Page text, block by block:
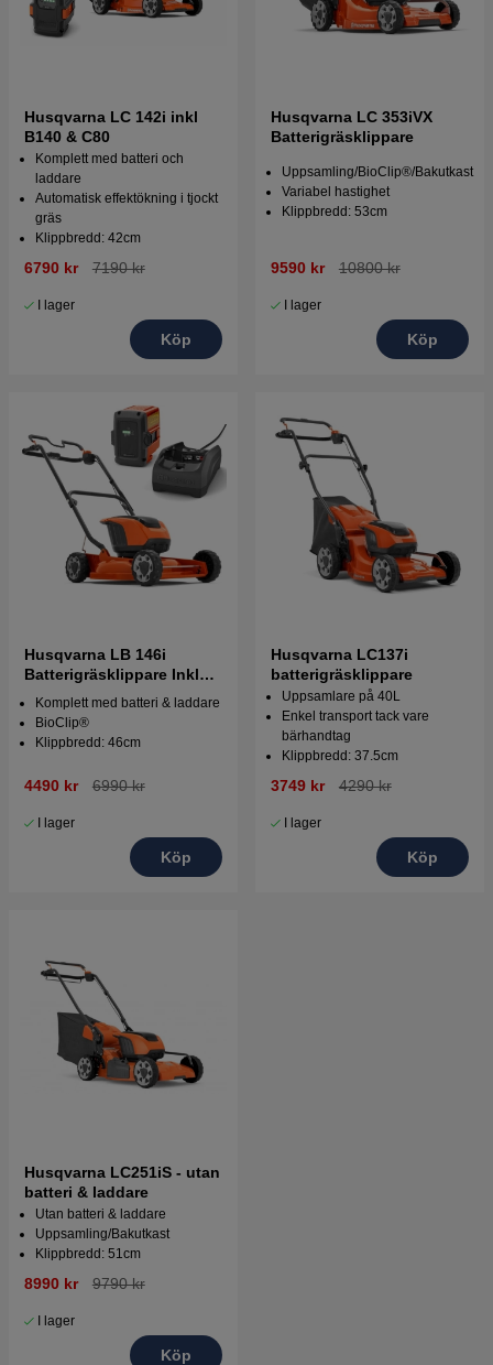
Husqvarna LC 142i inkl
B140 & C80
Komplett med batteri och
laddare
Automatisk effektökning i tjockt
gräs
Klippbredd: 42cm
6790 kr 7190 kr
I lager
Köp
Husqvarna LC 353iVX
Batterigräsklippare
Uppsamling/BioClip®/Bakutkast
Variabel hastighet
Klippbredd: 53cm
9590 kr 10800 kr
I lager
Köp
Husqvarna LB 146i
Batterigräsklippare Inkl
BLi20 & C80
Komplett med batteri & laddare
BioClip®
Klippbredd: 46cm
4490 kr 6990 kr
I lager
Köp
Husqvarna LC137i
batterigräsklippare
Uppsamlare på 40L
Enkel transport tack vare
bärhandtag
Klippbredd: 37.5cm
3749 kr 4290 kr
I lager
Köp
Husqvarna LC251iS - utan
batteri & laddare
Utan batteri & laddare
Uppsamling/Bakutkast
Klippbredd: 51cm
8990 kr 9790 kr
I lager
Köp